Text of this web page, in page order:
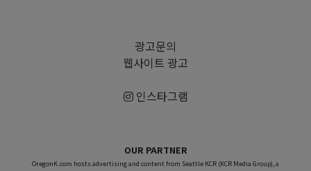
광고문의
웹사이트 광고
인스타그램
OUR PARTNER
OregonK.com hosts advertising and content from Seattle KCR (KCR Media Group), a